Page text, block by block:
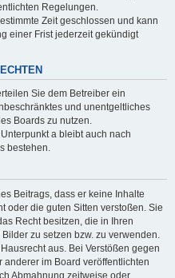
Regelungen.
Zeit geschlossen und kann
einer Frist jederzeit gekündigt
Sie dem Betreiber ein
und unentgeltliches
Boards zu nutzen.
a bleibt auch nach
bestehen.
Beitrags, dass er keine Inhalte
oder die guten Sitten verstoßen. Sie
Recht besitzen, die in Ihren
zu setzen bzw. zu verwenden.
aus. Bei Verstößen gegen
im Board veröffentlichten
Abmahnung zeitweise oder